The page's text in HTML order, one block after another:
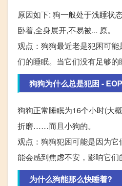
原因如下: 狗一般处于浅睡状
卧着,全身展开,不易被... 原。
观点：狗狗最近老是犯困可
们的睡眠。当它们没有足够的
狗狗为什么总是犯困 -
狗狗正常睡眠为16个小时(大
折磨……而且小狗的。
观点：狗狗犯困可能是因为
能会感到焦虑不安，影响它们
为什么狗能那么快睡着?